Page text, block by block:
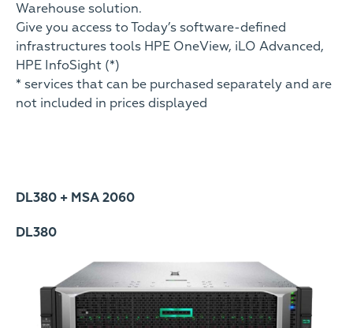
Warehouse solution.
Give you access to Today’s software-defined
infrastructures tools HPE OneView, iLO Advanced,
HPE InfoSight (*)
* services that can be purchased separately and are
not included in prices displayed
DL380 + MSA 2060
DL380